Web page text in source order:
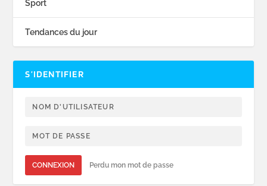
Sport
Tendances du jour
S’IDENTIFIER
CONNEXION Perdu mon mot de passe